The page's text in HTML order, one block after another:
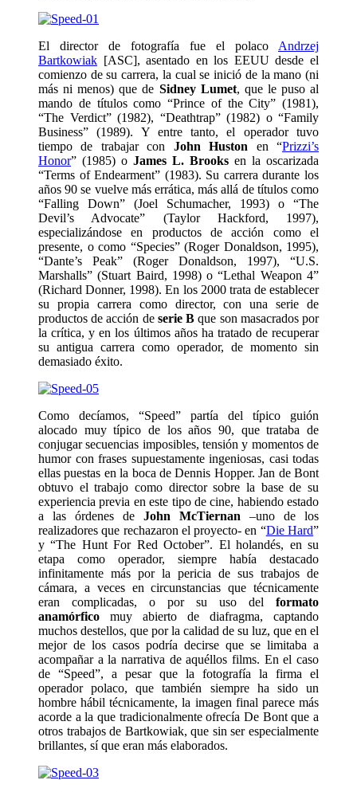
El director de fotografía fue el polaco Andrzej
Bartkowiak [ASC], asentado en los EEUU desde el
comienzo de su carrera, la cual se inició de la mano (ni
más ni menos) que de Sidney Lumet, que le puso al
mando de títulos como “Prince of the City” (1981),
“The Verdict” (1982), “Deathtrap” (1982) o “Family
Business” (1989). Y entre tanto, el operador tuvo
tiempo de trabajar con John Huston en “Prizzi’s
Honor” (1985) o James L. Brooks en la oscarizada
“Terms of Endearment” (1983). Su carrera durante los
años 90 se vuelve más errática, más allá de títulos como
“Falling Down” (Joel Schumacher, 1993) o “The
Devil’s Advocate” (Taylor Hackford, 1997),
especializándose en productos de acción como el
presente, o como “Species” (Roger Donaldson, 1995),
“Dante’s Peak” (Roger Donaldson, 1997), “U.S.
Marshalls” (Stuart Baird, 1998) o “Lethal Weapon 4”
(Richard Donner, 1998). En los 2000 trata de establecer
su propia carrera como director, con una serie de
productos de acción de serie B que son masacrados por
la crítica, y en los últimos años ha tratado de recuperar
su antigua carrera como operador, de momento sin
demasiado éxito.
Como decíamos, “Speed” partía del típico guión
alocado muy típico de los años 90, que trataba de
conjugar secuencias imposibles, tensión y momentos de
humor con frases supuestamente ingeniosas, casi todas
ellas puestas en la boca de Dennis Hopper. Jan de Bont
obtuvo el trabajo como director sobre la base de su
experiencia previa en este tipo de cine, habiendo estado
a las órdenes de John McTiernan –uno de los
realizadores que rechazaron el proyecto- en “Die Hard”
y “The Hunt For Red October”. El holandés, en su
etapa como operador, siempre había destacado
infinitamente más por la pericia de sus trabajos de
cámara, a veces en circunstancias que técnicamente
eran complicadas, o por su uso del formato
anamórfico muy abierto de diafragma, captando
muchos destellos, que por la calidad de su luz, que en el
mejor de los casos podría decirse que se limitaba a
acompañar a la narrativa de aquéllos films. En el caso
de “Speed”, a pesar que la fotografía la firma el
operador polaco, que también siempre ha sido un
hombre hábil técnicamente, la imagen final parece más
acorde a la que tradicionalmente ofrecía De Bont que a
otros trabajos de Bartkowiak, que sin ser especialmente
brillantes, sí que eran más elaborados.